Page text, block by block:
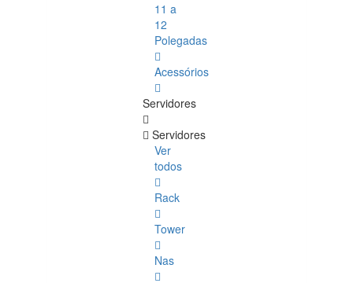
11 a
12
Polegadas
Acessórios
Servidores
Servidores
Ver
todos
Rack
Tower
Nas